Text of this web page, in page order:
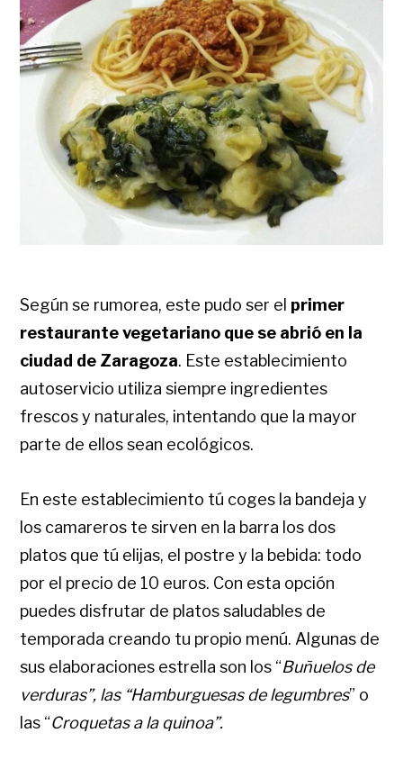
Según se rumorea, este pudo ser el primer
restaurante vegetariano que se abrió en la
ciudad de Zaragoza. Este establecimiento
autoservicio utiliza siempre ingredientes
frescos y naturales, intentando que la mayor
parte de ellos sean ecológicos.
En este establecimiento tú coges la bandeja y
los camareros te sirven en la barra los dos
platos que tú elijas, el postre y la bebida: todo
por el precio de 10 euros. Con esta opción
puedes disfrutar de platos saludables de
temporada creando tu propio menú. Algunas de
sus elaboraciones estrella son los “Buñuelos de
verduras”, las “Hamburguesas de legumbres” o
las “Croquetas a la quinoa”.